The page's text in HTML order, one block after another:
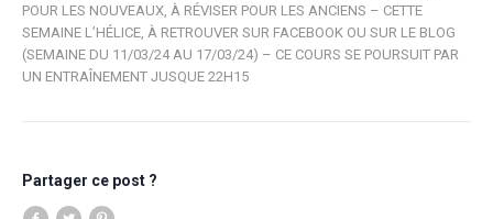
POUR LES NOUVEAUX, À RÉVISER POUR LES ANCIENS – CETTE
SEMAINE L’HÉLICE, À RETROUVER SUR FACEBOOK OU SUR LE BLOG
(SEMAINE DU 11/03/24 AU 17/03/24) – CE COURS SE POURSUIT PAR
UN ENTRAÎNEMENT JUSQUE 22H15
Partager ce post ?